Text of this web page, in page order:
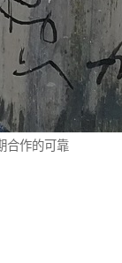
合作的可靠